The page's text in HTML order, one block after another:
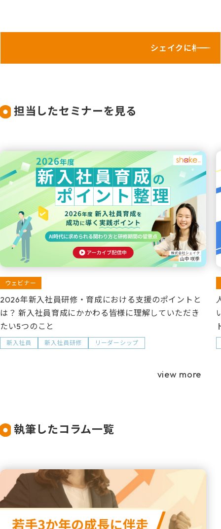
シェイクに相談し
担当したセミナーを見る
ウェビナー
2026年新入社員研修・育成における支援のポイントと
は？ 新入社員育成にかかわる皆様に理解していただき
たい5つのこと
新入社員 新入社員研修 リーダーシップ
view more
執筆したコラム一覧